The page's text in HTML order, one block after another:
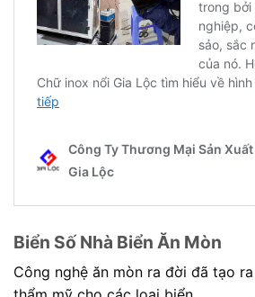
Biển Số Nhà Biển Ăn Mòn
Công nghệ ăn mòn ra đời đã tạo